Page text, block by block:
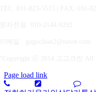
Page load link